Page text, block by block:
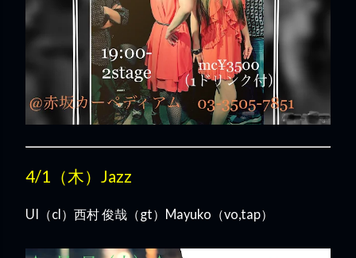
4/1（木）Jazz
UI（cl）西村 俊哉（gt）Mayuko（vo,tap）